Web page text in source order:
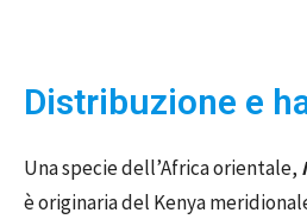
Distribuzione e
Una specie dell’Africa orientale,
è originaria del Kenya